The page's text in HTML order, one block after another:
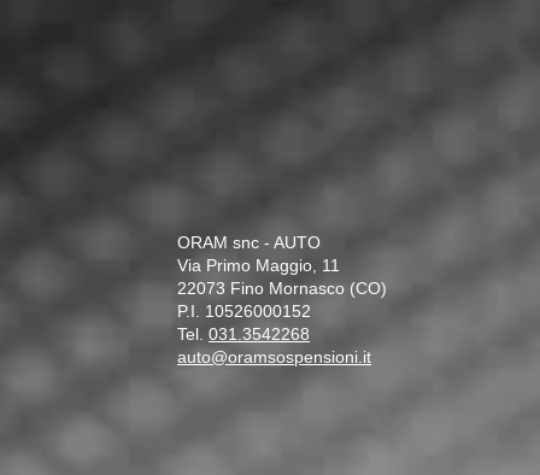
ORAM snc - AUTO
Via Primo Maggio, 11
22073 Fino Mornasco (CO)
P.I. 10526000152
Tel. 031.3542268
auto@oramsospensioni.it